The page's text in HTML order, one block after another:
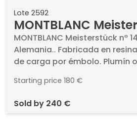
Lote 2592
MONTBLANC
149 "Diplomat".
MONTBLANC Meisterstück nº
Alemania.. Fabricada en
de carga por émbolo. Plumín
transparente para ver el nivel
Starting price 180 €
sold by 240 €